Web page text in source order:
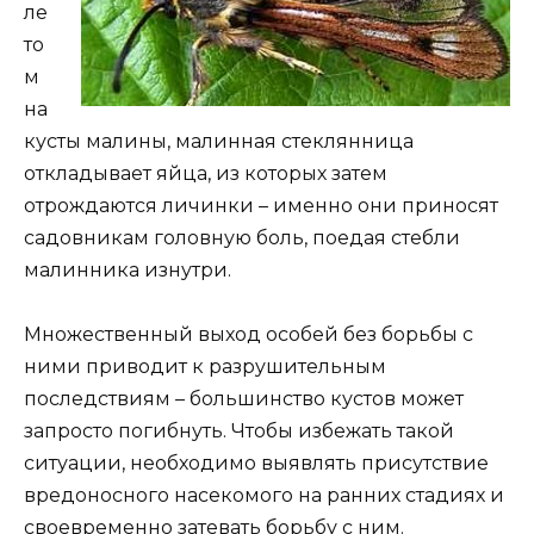
ле
то
м
на
кусты малины, малинная стеклянница
откладывает яйца, из которых затем
отрождаются личинки – именно они приносят
садовникам головную боль, поедая стебли
малинника изнутри.
Множественный выход особей без борьбы с
ними приводит к разрушительным
последствиям – большинство кустов может
запросто погибнуть. Чтобы избежать такой
ситуации, необходимо выявлять присутствие
вредоносного насекомого на ранних стадиях и
своевременно затевать борьбу с ним.